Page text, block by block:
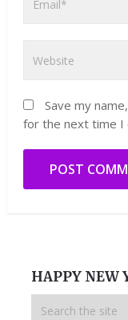
Save my
for the next time I
HAPPY NEW